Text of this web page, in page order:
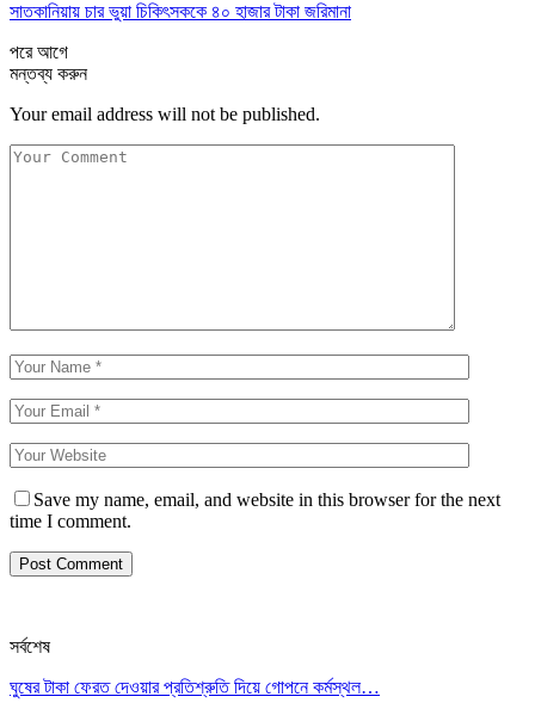
সাতকানিয়ায় চার ভুয়া চিকিৎসককে ৪০ হাজার টাকা জরিমানা
পরেআগে
মন্তব্য করুন
Your email address will not be published.
Save my name, email, and website in this browser for the next
time I comment.
সর্বশেষ
ঘুষের টাকা ফেরত দেওয়ার প্রতিশ্রুতি দিয়ে গোপনে কর্মস্থল…